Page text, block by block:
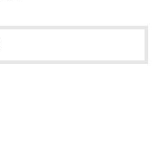
ブルーがいた！』ブ
強く惹かれて引き取ることに。